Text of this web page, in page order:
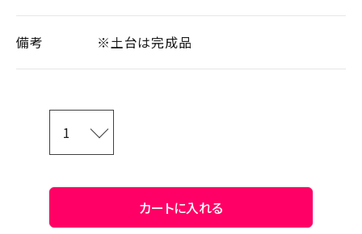
備考 ※土台は完成品
カートに入れる